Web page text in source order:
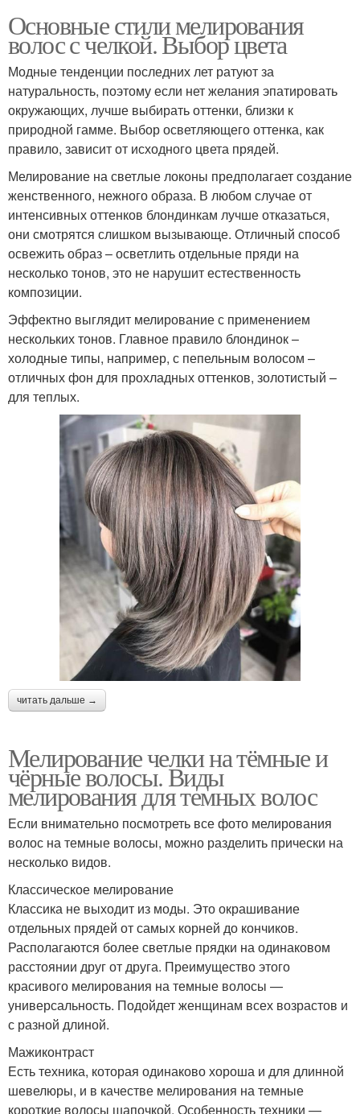
Основные стили мелирования
волос с челкой. Выбор цвета
Модные тенденции последних лет ратуют за
натуральность, поэтому если нет желания эпатировать
окружающих, лучше выбирать оттенки, близки к
природной гамме. Выбор осветляющего оттенка, как
правило, зависит от исходного цвета прядей.
Мелирование на светлые локоны предполагает создание
женственного, нежного образа. В любом случае от
интенсивных оттенков блондинкам лучше отказаться,
они смотрятся слишком вызывающе. Отличный способ
освежить образ – осветлить отдельные пряди на
несколько тонов, это не нарушит естественность
композиции.
Эффектно выглядит мелирование с применением
нескольких тонов. Главное правило блондинок –
холодные типы, например, с пепельным волосом –
отличных фон для прохладных оттенков, золотистый –
для теплых.
читать дальше →
Мелирование челки на тёмные и
чёрные волосы. Виды
мелирования для темных волос
Если внимательно посмотреть все фото мелирования
волос на темные волосы, можно разделить прически на
несколько видов.
Классическое мелирование
Классика не выходит из моды. Это окрашивание
отдельных прядей от самых корней до кончиков.
Располагаются более светлые прядки на одинаковом
расстоянии друг от друга. Преимущество этого
красивого мелирования на темные волосы —
универсальность. Подойдет женщинам всех возрастов и
с разной длиной.
Мажиконтраст
Есть техника, которая одинаково хороша и для длинной
шевелюры, и в качестве мелирования на темные
короткие волосы шапочкой. Особенность техники —